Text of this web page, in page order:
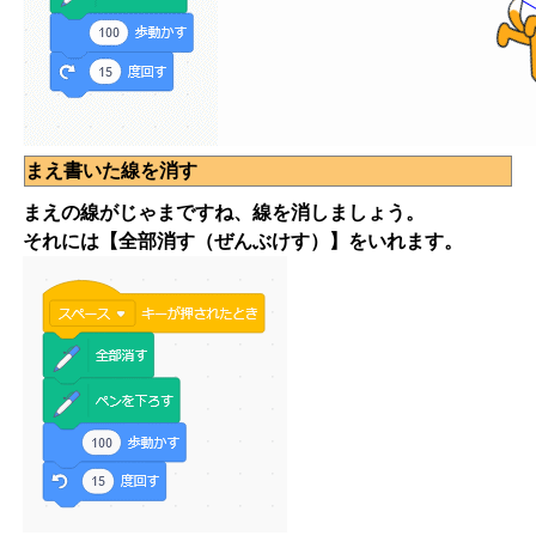
まえ書いた線を消す
まえの線がじゃまですね、線を消しましょう。
それには【全部消す（ぜんぶけす）】をいれます。